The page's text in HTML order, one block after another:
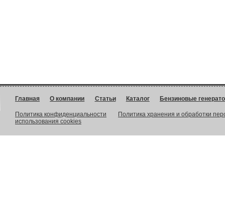
Главная О компании Статьи Каталог Бензиновые
Политика конфиденциальности
Политика хранения и обработки
использования cookies